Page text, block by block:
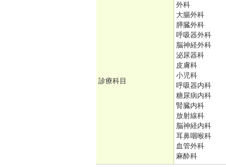
診療科目
外科
大腸外科
膵臓外科
呼吸器外科
脳神経外科
泌尿器科
皮膚科
小児科
呼吸器内科
糖尿病内科
腎臓内科
放射線科
脳神経内科
耳鼻咽喉科
血管外科
麻酔科